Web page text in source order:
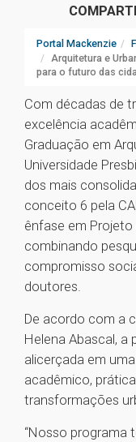
Portal Mackenzie
Arquitetura e
para o futuro das
Com décadas de
excelência
Graduação em
Universidade
dos mais
conceito 6 pela
ênfase em Projeto
combinando
compromisso
doutores.
De acordo com a
Helena Abascal, a
alicerçada em
acadêmico,
transformações
“Nosso programa